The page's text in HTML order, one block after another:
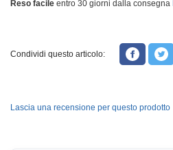
Reso facile entro 30 giorni dalla consegna
Condividi questo articolo:
Lascia una recensione per questo prodotto